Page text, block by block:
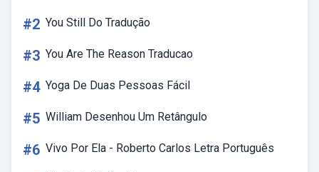
#2 You Still Do Tradução
#3 You Are The Reason Traducao
#4 Yoga De Duas Pessoas Fácil
#5 William Desenhou Um Retângulo
#6 Vivo Por Ela - Roberto Carlos Letra Português